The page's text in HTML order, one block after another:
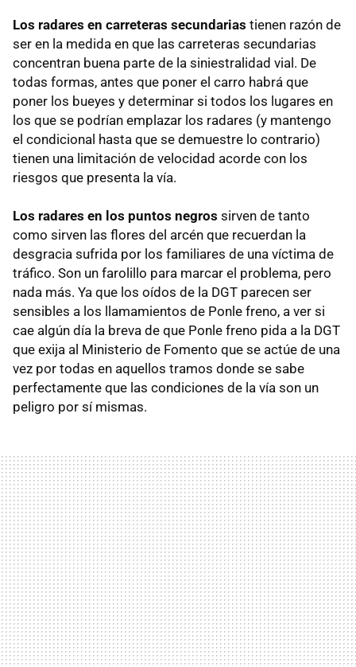
Los radares en carreteras secundarias tienen razón de
ser en la medida en que las carreteras secundarias
concentran buena parte de la siniestralidad vial. De
todas formas, antes que poner el carro habrá que
poner los bueyes y determinar si todos los lugares en
los que se podrían emplazar los radares (y mantengo
el condicional hasta que se demuestre lo contrario)
tienen una limitación de velocidad acorde con los
riesgos que presenta la vía.
Los radares en los puntos negros sirven de tanto
como sirven las flores del arcén que recuerdan la
desgracia sufrida por los familiares de una víctima de
tráfico. Son un farolillo para marcar el problema, pero
nada más. Ya que los oídos de la DGT parecen ser
sensibles a los llamamientos de Ponle freno, a ver si
cae algún día la breva de que Ponle freno pida a la DGT
que exija al Ministerio de Fomento que se actúe de una
vez por todas en aquellos tramos donde se sabe
perfectamente que las condiciones de la vía son un
peligro por sí mismas.